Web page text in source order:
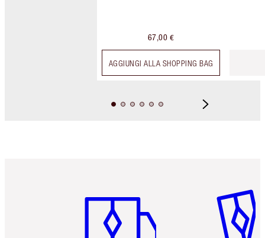
67,00 €
AGGIUNGI ALLA SHOPPING BAG